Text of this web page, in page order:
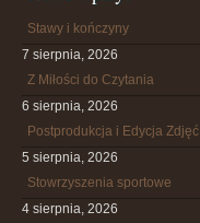
Stawy i kończyny
7 sierpnia, 2026
Z Miłości do Czytania
6 sierpnia, 2026
Postprodukcja i Edycja Zdjęć
5 sierpnia, 2026
Stowrzyszenia sportowe
4 sierpnia, 2026